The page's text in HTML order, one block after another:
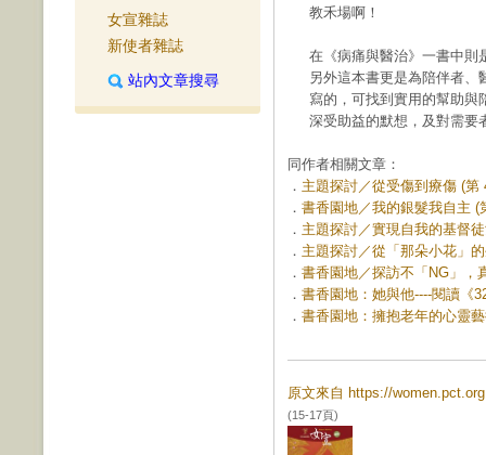
女宣雜誌
新使者雜誌
站內文章搜尋
教禾場啊！
在《病痛與醫治》一書中則
另外這本書更是為陪伴者
寫的，可找到實用的幫助與
深受助益的默想，及對需要
同作者相關文章：
． 主題探討／從受傷到療傷 (第
． 書香園地／我的銀髮我自主 (
． 主題探討／實現自我的基督
． 主題探討／從「那朵小花」
． 書香園地／探訪不「NG」，
． 書香園地：她與他----閱讀《
． 書香園地：擁抱老年的心靈
原文來自 https://
(15-17頁)